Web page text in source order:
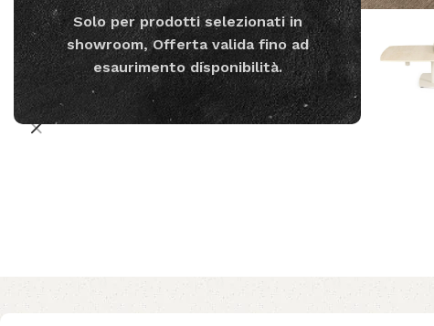
Solo per prodotti selezionati in
showroom, Offerta valida fino ad
esaurimento disponibilità.